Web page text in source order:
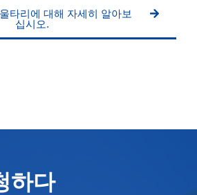
타리에 대해 자세히 알아보
십시오.
하다